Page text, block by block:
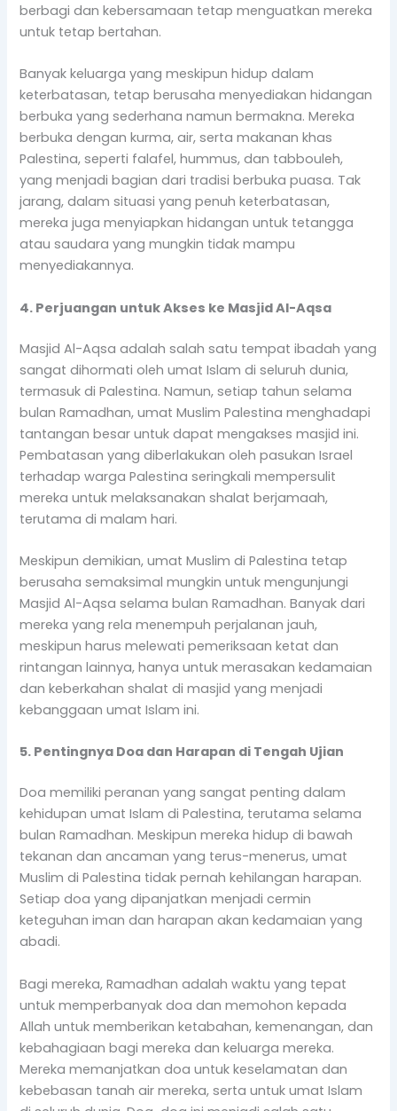
berbagi dan kebersamaan tetap menguatkan mereka
untuk tetap bertahan.
Banyak keluarga yang meskipun hidup dalam
keterbatasan, tetap berusaha menyediakan hidangan
berbuka yang sederhana namun bermakna. Mereka
berbuka dengan kurma, air, serta makanan khas
Palestina, seperti falafel, hummus, dan tabbouleh,
yang menjadi bagian dari tradisi berbuka puasa. Tak
jarang, dalam situasi yang penuh keterbatasan,
mereka juga menyiapkan hidangan untuk tetangga
atau saudara yang mungkin tidak mampu
menyediakannya.
4. Perjuangan untuk Akses ke Masjid Al-Aqsa
Masjid Al-Aqsa adalah salah satu tempat ibadah yang
sangat dihormati oleh umat Islam di seluruh dunia,
termasuk di Palestina. Namun, setiap tahun selama
bulan Ramadhan, umat Muslim Palestina menghadapi
tantangan besar untuk dapat mengakses masjid ini.
Pembatasan yang diberlakukan oleh pasukan Israel
terhadap warga Palestina seringkali mempersulit
mereka untuk melaksanakan shalat berjamaah,
terutama di malam hari.
Meskipun demikian, umat Muslim di Palestina tetap
berusaha semaksimal mungkin untuk mengunjungi
Masjid Al-Aqsa selama bulan Ramadhan. Banyak dari
mereka yang rela menempuh perjalanan jauh,
meskipun harus melewati pemeriksaan ketat dan
rintangan lainnya, hanya untuk merasakan kedamaian
dan keberkahan shalat di masjid yang menjadi
kebanggaan umat Islam ini.
5. Pentingnya Doa dan Harapan di Tengah Ujian
Doa memiliki peranan yang sangat penting dalam
kehidupan umat Islam di Palestina, terutama selama
bulan Ramadhan. Meskipun mereka hidup di bawah
tekanan dan ancaman yang terus-menerus, umat
Muslim di Palestina tidak pernah kehilangan harapan.
Setiap doa yang dipanjatkan menjadi cermin
keteguhan iman dan harapan akan kedamaian yang
abadi.
Bagi mereka, Ramadhan adalah waktu yang tepat
untuk memperbanyak doa dan memohon kepada
Allah untuk memberikan ketabahan, kemenangan, dan
kebahagiaan bagi mereka dan keluarga mereka.
Mereka memanjatkan doa untuk keselamatan dan
kebebasan tanah air mereka, serta untuk umat Islam